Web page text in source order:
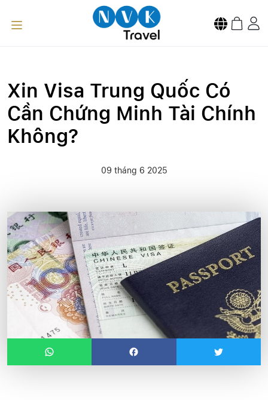
Xin Visa Trung Quốc Có
Cần Chứng Minh Tài Chính
Không?
09 tháng 6 2025